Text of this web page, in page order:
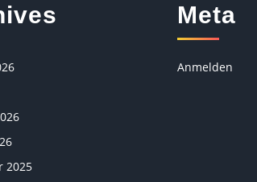
2025
Meta
Anmelden